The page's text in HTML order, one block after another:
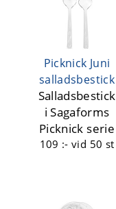
Picknick Juni
salladsbestick
Salladsbestick
i Sagaforms
Picknick serie
109 :-vid 50 st